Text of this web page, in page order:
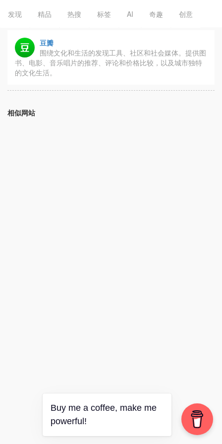
发现 精品 热搜 标签 AI 奇趣 创意
豆瓣
围绕文化和生活的发现工具、社区和社会媒体。提供图
书、电影、音乐唱片的推荐、评论和价格比较，以及城市独特
的文化生活。
相似网站
Buy me a coffee, make me
powerful!